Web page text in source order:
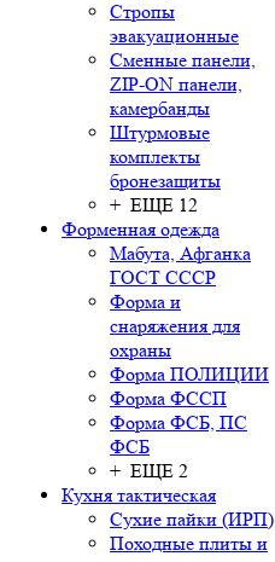
Стропы
эвакуационные
Сменные панели,
ZIP-ON панели,
камербанды
Штурмовые
комплекты
бронезащиты
+ ЕЩЕ 12
Форменная одежда
Мабута, Афганка
ГОСТ СССР
Форма и
снаряжения для
охраны
Форма ПОЛИЦИИ
Форма ФССП
Форма ФСБ, ПС
ФСБ
+ ЕЩЕ 2
Кухня тактическая
Сухие пайки (ИРП)
Походные плиты и